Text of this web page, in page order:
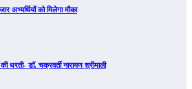
अभ्यर्थियों को मिलेगा मौका
धरती- डॉ. चक्रवर्ती नारायण श्रीमाली